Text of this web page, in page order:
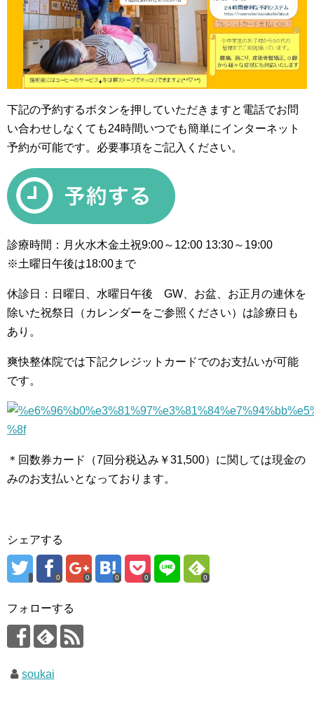
下記の予約するボタンを押していただきますと電話でお問
い合わせしなくても24時間いつでも簡単にインターネット
予約が可能です。必要事項をご記入ください。
診療時間：月火水木金土祝9:00～12:00 13:30～19:00
※土曜日午後は18:00まで
休診日：日曜日、水曜日午後 GW、お盆、お正月の連休を
除いた祝祭日（カレンダーをご参照ください）は診療日も
あり。
爽快整体院では下記クレジットカードでのお支払いが可能
です。
＊回数券カード（7回分税込み￥31,500）に関しては現金の
みのお支払いとなっております。
シェアする
0 0 0 0 0
フォローする
soukai